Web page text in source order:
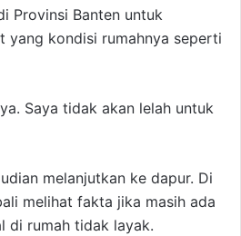
Provinsi Banten untuk
yang kondisi rumahnya seperti
Saya tidak akan lelah untuk
melanjutkan ke dapur. Di
melihat fakta jika masih ada
di rumah tidak layak.